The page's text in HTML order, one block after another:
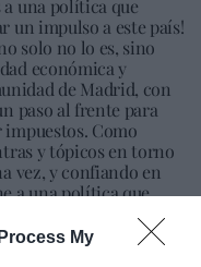
My
a una política que
un impulso a este país!
solo no lo es, sino
económica y
de Madrid, con
paso al frente para
Como
y tópicos en torno
vez, y confiando en
a una política que
porque hasta
económica y
Tanto es así